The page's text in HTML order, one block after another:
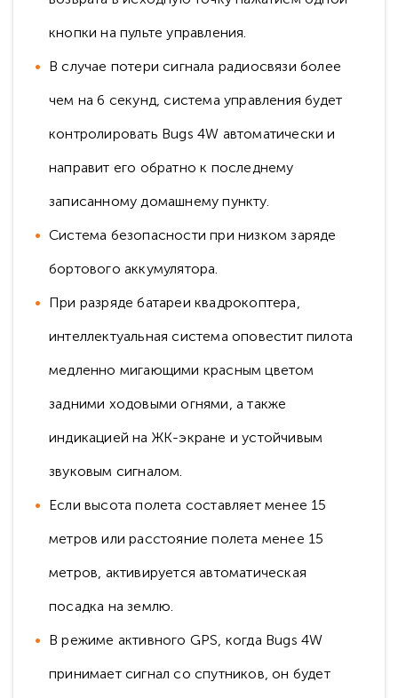
кнопки на пульте управления.
В случае потери сигнала радиосвязи более
чем на 6 секунд, система управления будет
контролировать Bugs 4W автоматически и
направит его обратно к последнему
записанному домашнему пункту.
Система безопасности при низком заряде
бортового аккумулятора.
При разряде батареи квадрокоптера,
интеллектуальная система оповестит пилота
медленно мигающими красным цветом
задними ходовыми огнями, а также
индикацией на ЖК-экране и устойчивым
звуковым сигналом.
Если высота полета составляет менее 15
метров или расстояние полета менее 15
метров, активируется автоматическая
посадка на землю.
В режиме активного GPS, когда Bugs 4W
принимает сигнал со спутников, он будет